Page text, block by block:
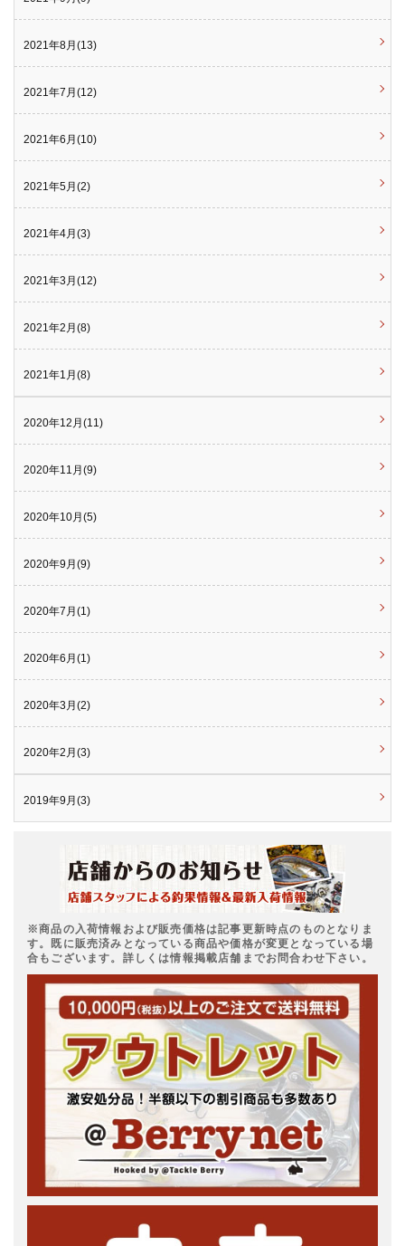
2021年8月(13)
2021年7月(12)
2021年6月(10)
2021年5月(2)
2021年4月(3)
2021年3月(12)
2021年2月(8)
2021年1月(8)
2020年12月(11)
2020年11月(9)
2020年10月(5)
2020年9月(9)
2020年7月(1)
2020年6月(1)
2020年3月(2)
2020年2月(3)
2019年9月(3)
※商品の入荷情報および販売価格は記事更新時点のものとなりま
す。既に販売済みとなっている商品や価格が変更となっている場
合もございます。詳しくは情報掲載店舗までお問合わせ下さい。